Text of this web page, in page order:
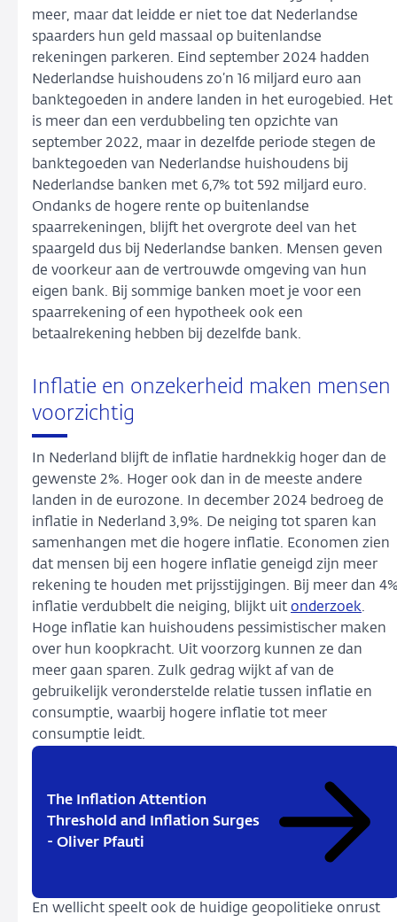
meer, maar dat leidde er niet toe dat Nederlandse
spaarders hun geld massaal op buitenlandse
rekeningen parkeren. Eind september 2024 hadden
Nederlandse huishoudens zo’n 16 miljard euro aan
banktegoeden in andere landen in het eurogebied. Het
is meer dan een verdubbeling ten opzichte van
september 2022, maar in dezelfde periode stegen de
banktegoeden van Nederlandse huishoudens bij
Nederlandse banken met 6,7% tot 592 miljard euro.
Ondanks de hogere rente op buitenlandse
spaarrekeningen, blijft het overgrote deel van het
spaargeld dus bij Nederlandse banken. Mensen geven
de voorkeur aan de vertrouwde omgeving van hun
eigen bank. Bij sommige banken moet je voor een
spaarrekening of een hypotheek ook een
betaalrekening hebben bij dezelfde bank.
Inflatie en onzekerheid maken mensen
voorzichtig
In Nederland blijft de inflatie hardnekkig hoger dan de
gewenste 2%. Hoger ook dan in de meeste andere
landen in de eurozone. In december 2024 bedroeg de
inflatie in Nederland 3,9%. De neiging tot sparen kan
samenhangen met die hogere inflatie. Economen zien
dat mensen bij een hogere inflatie geneigd zijn meer
rekening te houden met prijsstijgingen. Bij meer dan
inflatie verdubbelt die neiging, blijkt uit onderzoek.
Hoge inflatie kan huishoudens pessimistischer maken
over hun koopkracht. Uit voorzorg kunnen ze dan
meer gaan sparen. Zulk gedrag wijkt af van de
gebruikelijk veronderstelde relatie tussen inflatie en
consumptie, waarbij hogere inflatie tot meer
consumptie leidt.
The Inflation Attention
Threshold and Inflation Surges
- Oliver Pfauti
En wellicht speelt ook de huidige geopolitieke onrust